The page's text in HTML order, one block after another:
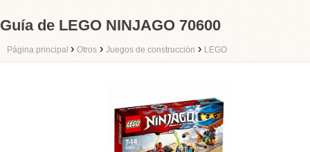
Guía de LEGO NINJAGO 70600
Página principal › Otros › Juegos de construcción › LEGO